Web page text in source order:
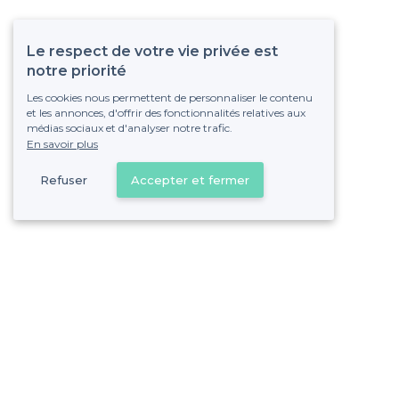
Le respect de votre vie privée est
notre priorité
Les cookies nous permettent de personnaliser le contenu
et les annonces, d'offrir des fonctionnalités relatives aux
médias sociaux et d'analyser notre trafic.
En savoir plus
Refuser Accepter et fermer